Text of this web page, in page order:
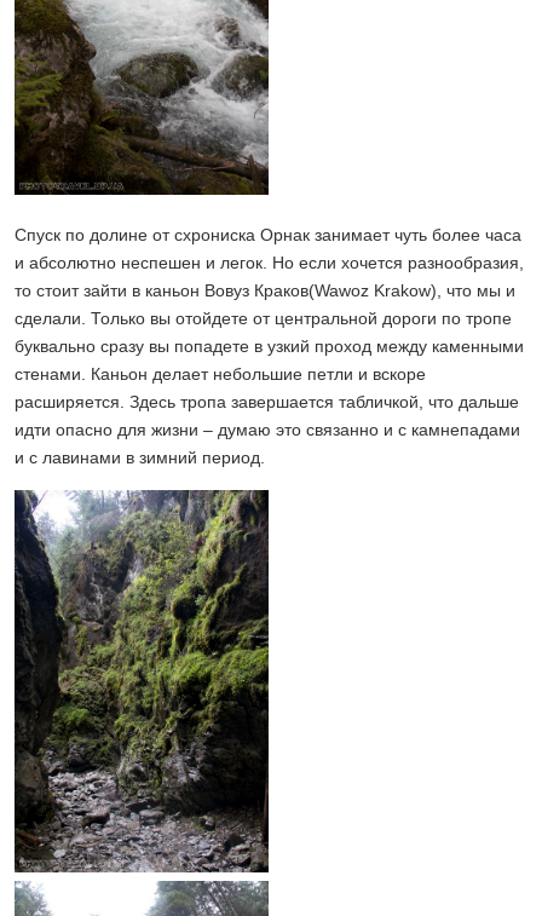
Спуск по долине от схрониска Орнак занимает чуть более часа
и абсолютно неспешен и легок. Но если хочется разнообразия,
то стоит зайти в каньон Вовуз Краков(Wawoz Krakow), что мы и
сделали. Только вы отойдете от центральной дороги по тропе
буквально сразу вы попадете в узкий проход между каменными
стенами. Каньон делает небольшие петли и вскоре
расширяется. Здесь тропа завершается табличкой, что дальше
идти опасно для жизни – думаю это связанно и с камнепадами
и с лавинами в зимний период.